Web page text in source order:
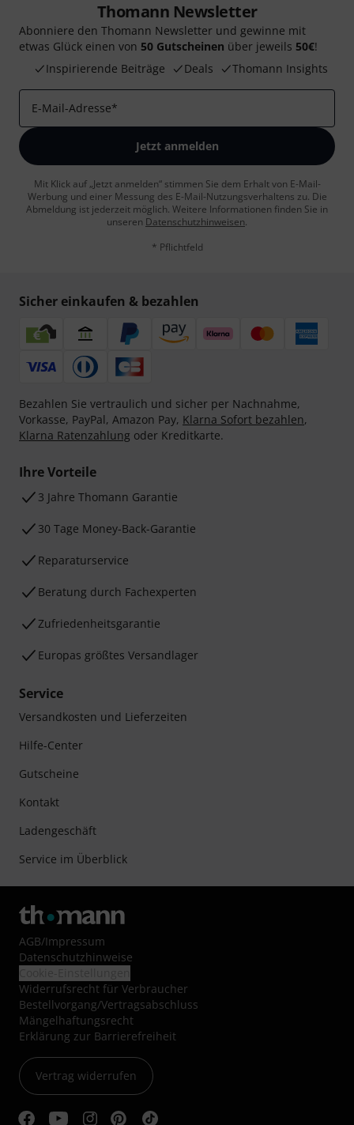
Thomann Newsletter
Abonniere den Thomann Newsletter und gewinne mit
etwas Glück einen von 50 Gutscheinen über jeweils 50€!
Inspirierende Beiträge
Deals Thomann Insights
E-Mail-Adresse*
Jetzt anmelden
Mit Klick auf „Jetzt anmelden“ stimmen Sie dem Erhalt von E-Mail-
Werbung und einer Messung des E-Mail-Nutzungsverhaltens zu. Die
Abmeldung ist jederzeit möglich. Weitere Informationen finden Sie in
unseren Datenschutzhinweisen.
* Pflichtfeld
Sicher einkaufen & bezahlen
Bezahlen Sie vertraulich und sicher per Nachnahme,
Vorkasse, PayPal, Amazon Pay, Klarna Sofort bezahlen,
Klarna Ratenzahlung oder Kreditkarte.
Ihre Vorteile
3 Jahre Thomann Garantie
30 Tage Money-Back-Garantie
Reparaturservice
Beratung durch Fachexperten
Zufriedenheitsgarantie
Europas größtes Versandlager
Service
Versandkosten und Lieferzeiten
Hilfe-Center
Gutscheine
Kontakt
Ladengeschäft
Service im Überblick
AGB/Impressum
Datenschutzhinweise
Widerrufsrecht für Verbraucher
Bestellvorgang/Vertragsabschluss
Mängelhaftungsrecht
Erklärung zur Barrierefreiheit
Vertrag widerrufen